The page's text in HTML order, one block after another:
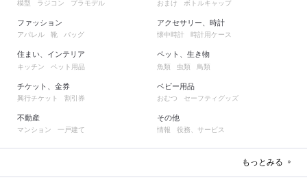
模型 ラジコン プラモデル
ファッション
アパレル 靴 バッグ
住まい、インテリア
キッチン ペット用品
チケット、金券
興行チケット 割引券
不動産
マンション 一戸建て
おまけ ボトルキャップ
アクセサリー、時計
懐中時計 時計用ケース
ペット、生き物
魚類 虫類 鳥類
ベビー用品
おむつ セーフティグッズ
その他
情報 役務、サービス
もっとみる